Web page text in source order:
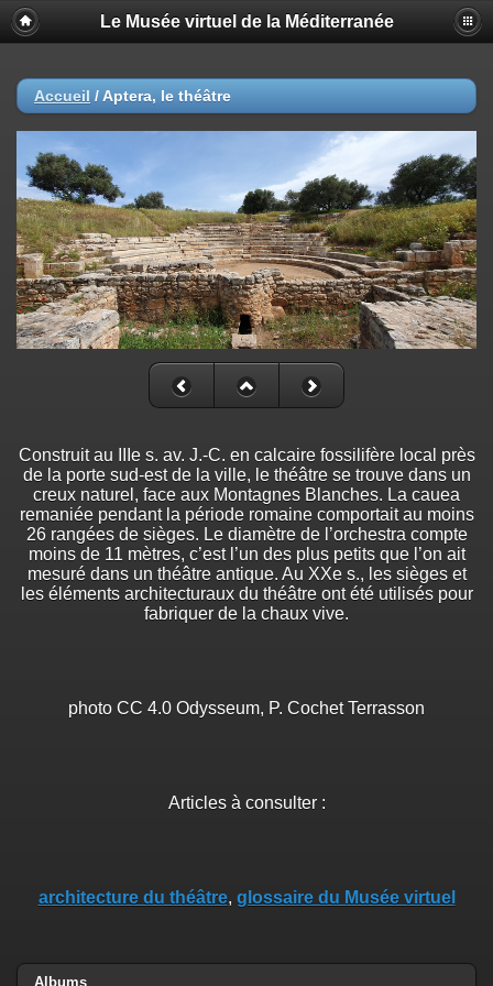
Le Musée virtuel de la Méditerranée
Accueil / Aptera, le théâtre
Construit au IIIe s. av. J.-C. en calcaire fossilifère local près
de la porte sud-est de la ville, le théâtre se trouve dans un
creux naturel, face aux Montagnes Blanches. La cauea
remaniée pendant la période romaine comportait au moins
26 rangées de sièges. Le diamètre de l’orchestra compte
moins de 11 mètres, c’est l’un des plus petits que l’on ait
mesuré dans un théâtre antique. Au XXe s., les sièges et
les éléments architecturaux du théâtre ont été utilisés pour
fabriquer de la chaux vive.
photo CC 4.0 Odysseum, P. Cochet Terrasson
Articles à consulter :
architecture du théâtre, glossaire du Musée virtuel
Albums